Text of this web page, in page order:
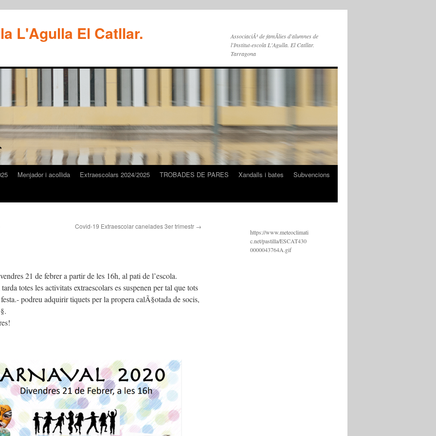
L'Agulla El Catllar.
AssociaciÃ³ de famÃ­lies d'alumnes de
l'Institut-escola L'Agulla. El Catllar.
Tarragona
Menjador i acollida Extraescolars 2024/2025 TROBADES DE PARES Xandalls i bates
Subvencions
Covid-19 Extraescolar canelades 3er trimestr →
21 de febrer a partir de les 16h, al pati de l’escola.
totes les activitats extraescolars es suspenen per tal que tots
podreu adquirir tiquets per la propera calÃ§otada de socis,
https://www.meteoclimati
c.net/pastilla/ESCAT430
0000043764A.gif